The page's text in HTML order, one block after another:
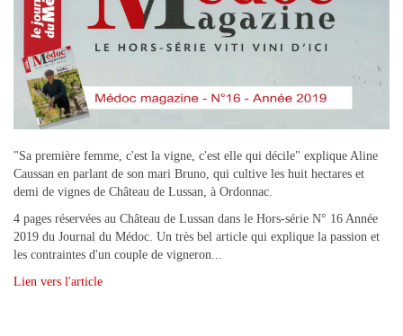
"Sa première femme, c'est la vigne, c'est elle qui décile" explique Aline
Caussan en parlant de son mari Bruno, qui cultive les huit hectares et
demi de vignes de Château de Lussan, à Ordonnac.
4 pages réservées au Château de Lussan dans le Hors-série N° 16 Année
2019 du Journal du Médoc. Un très bel article qui explique la passion et
les contraintes d'un couple de vigneron...
Lien vers l'article